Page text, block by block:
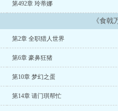
第492章 玲蒂娜
《食戟
第2章 全职猎人世界
第6章 豪鼻狂猪
第10章 梦幻之蛋
第14章 请门琪帮忙